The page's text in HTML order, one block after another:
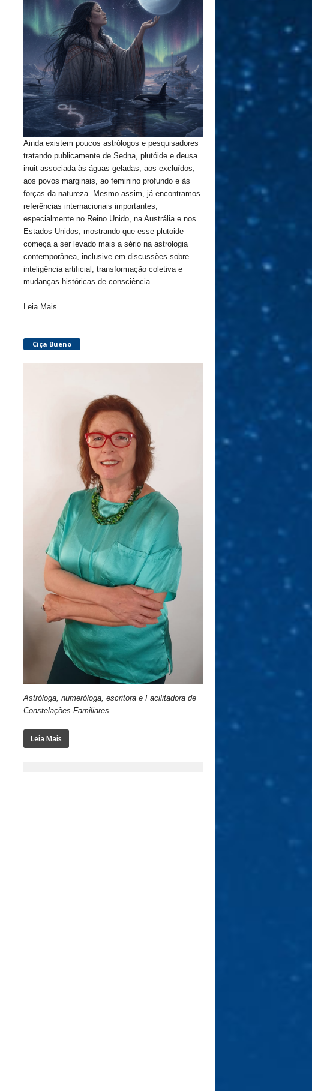
Ainda existem poucos astrólogos e pesquisadores
tratando publicamente de Sedna, plutóide e deusa
inuit associada às águas geladas, aos excluídos,
aos povos marginais, ao feminino profundo e às
forças da natureza. Mesmo assim, já encontramos
referências internacionais importantes,
especialmente no Reino Unido, na Austrália e nos
Estados Unidos, mostrando que esse plutoide
começa a ser levado mais a sério na astrologia
contemporânea, inclusive em discussões sobre
inteligência artificial, transformação coletiva e
mudanças históricas de consciência.
Leia Mais...
Ciça Bueno
Astróloga, numeróloga, escritora e Facilitadora de
Constelações Familiares.
Leia Mais